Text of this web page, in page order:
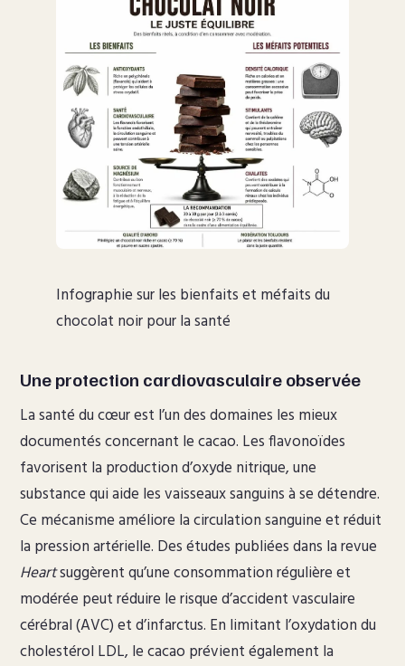
Infographie sur les bienfaits et méfaits du
chocolat noir pour la santé
Une protection cardiovasculaire observée
La santé du cœur est l’un des domaines les mieux
documentés concernant le cacao. Les flavonoïdes
favorisent la production d’oxyde nitrique, une
substance qui aide les vaisseaux sanguins à se détendre.
Ce mécanisme améliore la circulation sanguine et réduit
la pression artérielle. Des études publiées dans la revue
Heartsuggèrent qu’une consommation régulière et
modérée peut réduire le risque d’accident vasculaire
cérébral (AVC) et d’infarctus. En limitant l’oxydation du
cholestérol LDL, le cacao prévient également la